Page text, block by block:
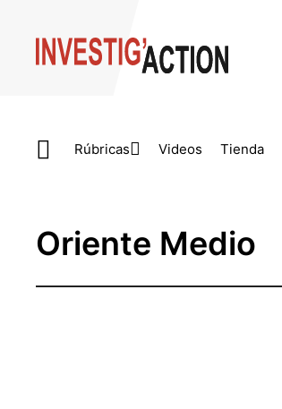
Rúbricas Videos Tienda
Oriente Medio